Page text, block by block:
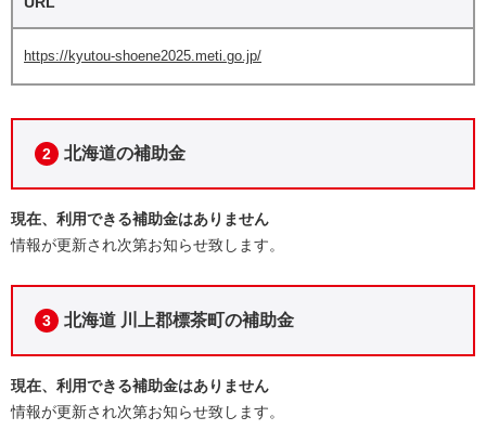
https://kyutou-shoene2025.meti.go.jp/
2 北海道の補助金
現在、利用できる補助金はありません
情報が更新され次第お知らせ致します。
3 北海道 川上郡標茶町の補助金
現在、利用できる補助金はありません
情報が更新され次第お知らせ致します。